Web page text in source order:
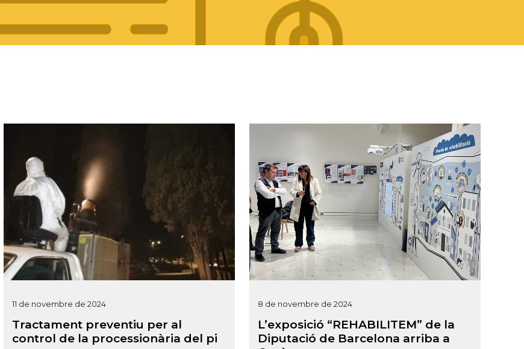
11 de novembre de 2024
Tractament preventiu per al
control de la processionària del pi
8 de novembre de 2024
L’exposició “REHABILITEM” de la
Diputació de Barcelona arriba a